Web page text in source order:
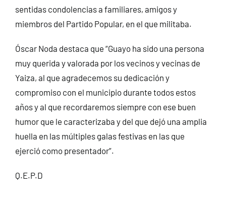
sentidas condolencias a familiares, amigos y
miembros del Partido Popular, en el que militaba.
Óscar Noda destaca que “Guayo ha sido una persona
muy querida y valorada por los vecinos y vecinas de
Yaiza, al que agradecemos su dedicación y
compromiso con el municipio durante todos estos
años y al que recordaremos siempre con ese buen
humor que le caracterizaba y del que dejó una amplia
huella en las múltiples galas festivas en las que
ejerció como presentador”.
Q.E.P.D